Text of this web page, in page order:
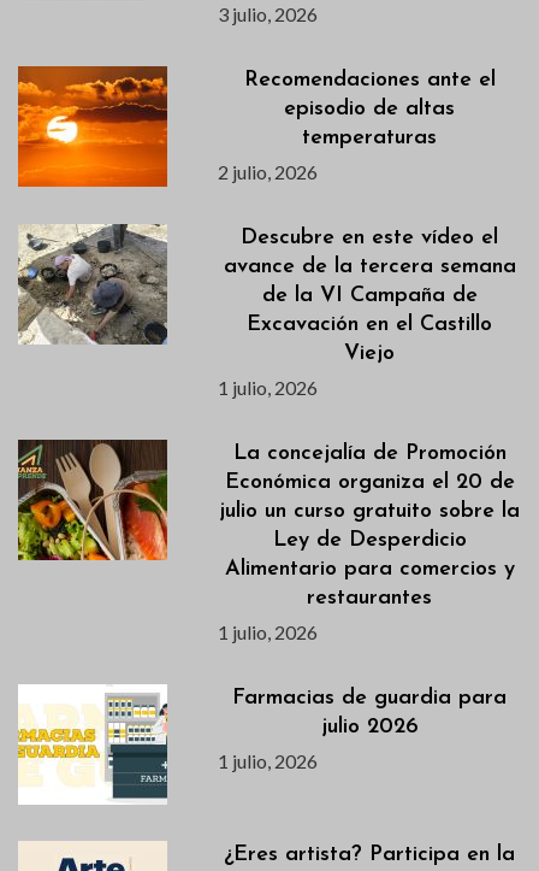
3 julio, 2026
Recomendaciones ante el
episodio de altas
temperaturas
2 julio, 2026
Descubre en este vídeo el
avance de la tercera semana
de la VI Campaña de
Excavación en el Castillo
Viejo
1 julio, 2026
La concejalía de Promoción
Económica organiza el 20 de
julio un curso gratuito sobre la
Ley de Desperdicio
Alimentario para comercios y
restaurantes
1 julio, 2026
Farmacias de guardia para
julio 2026
1 julio, 2026
¿Eres artista? Participa en la